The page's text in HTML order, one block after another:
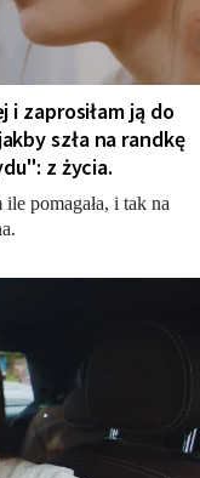
i zaprosiłam ją do
szła na randkę
z życia.
pomagała, i tak na